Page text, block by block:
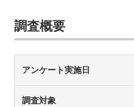
調査概要
アンケート実施日
調査対象